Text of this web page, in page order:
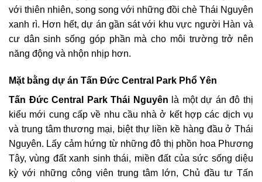
với thiên nhiên, song song với những đồi chè Thái Nguyên
xanh rì. Hơn hết, dự án gần sát với khu vực người Hàn và
cư dân sinh sống góp phần mà cho môi trường trở nên
năng động và nhộn nhịp hơn.
Mặt bằng dự án Tấn Đức Central Park Phổ Yên
Tấn Đức Central Park Thái Nguyên là một dự án đô thị
kiểu mới cung cấp về nhu cầu nhà ở kết hợp các dịch vụ
và trung tâm thương mại, biệt thự liền kề hàng đầu ở Thái
Nguyên. Lấy cảm hứng từ những đô thị phồn hoa Phương
Tây, vùng đất xanh sinh thái, miền đất của sức sống diệu
kỳ với những công viên trung tâm lớn, Chủ đầu tư Tấn